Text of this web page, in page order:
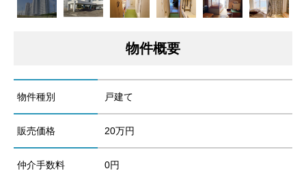
物件概要
物件種別 戸建て
販売価格 20万円
仲介手数料 0円